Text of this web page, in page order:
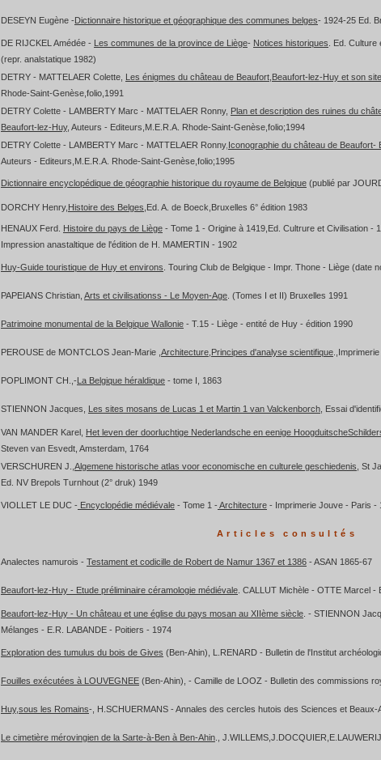
DESEYN Eugène -Dictionnaire historique et géographique des communes belges- 1924-25 Ed.
DE RIJCKEL Amédée - Les communes de la province de Liège- Notices historiques . Ed.
(repr. analstatique 1982)
DETRY - MATTELAER Colette, Les énigmes du château de Beaufort,Beaufort-lez-Huy et son site
Rhode-Saint-Genèse,folio,1991
DETRY Colette - LAMBERTY Marc - MATTELAER Ronny, Plan et description des ruines du
Beaufort-lez-Huy, Auteurs - Editeurs,M.E.R.A. Rhode-Saint-Genèse,folio;1994
DETRY Colette - LAMBERTY Marc - MATTELAER Ronny, Iconographie du château de Beaufort-
Auteurs - Editeurs,M.E.R.A. Rhode-Saint-Genèse,folio;1995
Dictionnaire encyclopédique de géographie historique du royaume de Belgique (publié par
DORCHY Henry, Histoire des Belges ,Ed. A. de Boeck,Bruxelles 6° édition 1983
HENAUX Ferd. Histoire du pays de Liège - Tome 1 - Origine à 1419,Ed. Cultrure et Civilisation -
Impression anastaltique de l'édition de H. MAMERTIN - 1902
Huy-Guide touristique de Huy et environs . Touring Club de Belgique - Impr. Thone - Liège (date
PAPEIANS Christian, Arts et civilisationss - Le Moyen-Age . (Tomes I et II) Bruxelles 1991
Patrimoine monumental de la Belgique Wallonie - T.15 - Liège - entité de Huy - édition 1990
PEROUSE de MONTCLOS Jean-Marie , Architecture,Principes d'analyse scientifique
POPLIMONT CH.,-La Belgique héraldique - tome I, 1863
STIENNON Jacques, Les sites mosans de Lucas 1 et Martin 1 van Valckenborch , Essai
VAN MANDER Karel, Het leven der doorluchtige Nederlandsche en eenige
Steven van Esvedt, Amsterdam, 1764
VERSCHUREN J., Algemene historische atlas voor economische en culturele geschiedenis , St
Ed. NV Brepols Turnhout (2° druk) 1949
VIOLLET LE DUC - Encyclopédie médiévale - Tome 1 - Architecture - Imprimerie Jouve - Paris -
Articles consultés
Analectes namurois - Testament et codicille de Robert de Namur 1367 et 1386 - ASAN 1865-67
Beaufort-lez-Huy - Etude préliminaire céramologie médiévale . CALLUT Michèle - OTTE Marcel
Beaufort-lez-Huy - Un château et une église du pays mosan au XIIème siècle . - STIENNON
Mélanges - E.R. LABANDE - Poitiers - 1974
Exploration des tumulus du bois de Gives (Ben-Ahin), L.RENARD - Bulletin de l'Institut
Fouilles exécutées à LOUVEGNEE (Ben-Ahin), - Camille de LOOZ - Bulletin des commissions
Huy,sous les Romains-, H.SCHUERMANS - Annales des cercles hutois des Sciences et Beaux-
Le cimetière mérovingien de la Sarte-à-Ben à Ben-Ahin .,